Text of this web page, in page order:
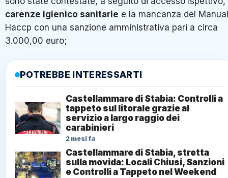
carenze igienico sanitarie e la mancanza del
Haccp con una sanzione amministrativa pari a circa
3.000,00 euro;
POTREBBE INTERESSARTI
Castellammare di Stabia: Controlli a
tappeto sul litorale grazie al
servizio a largo raggio dei
carabinieri
2 mesi fa
Castellammare di Stabia, stretta
sulla movida: Locali Chiusi, Sanzioni
e Controlli a Tappeto nel Weekend